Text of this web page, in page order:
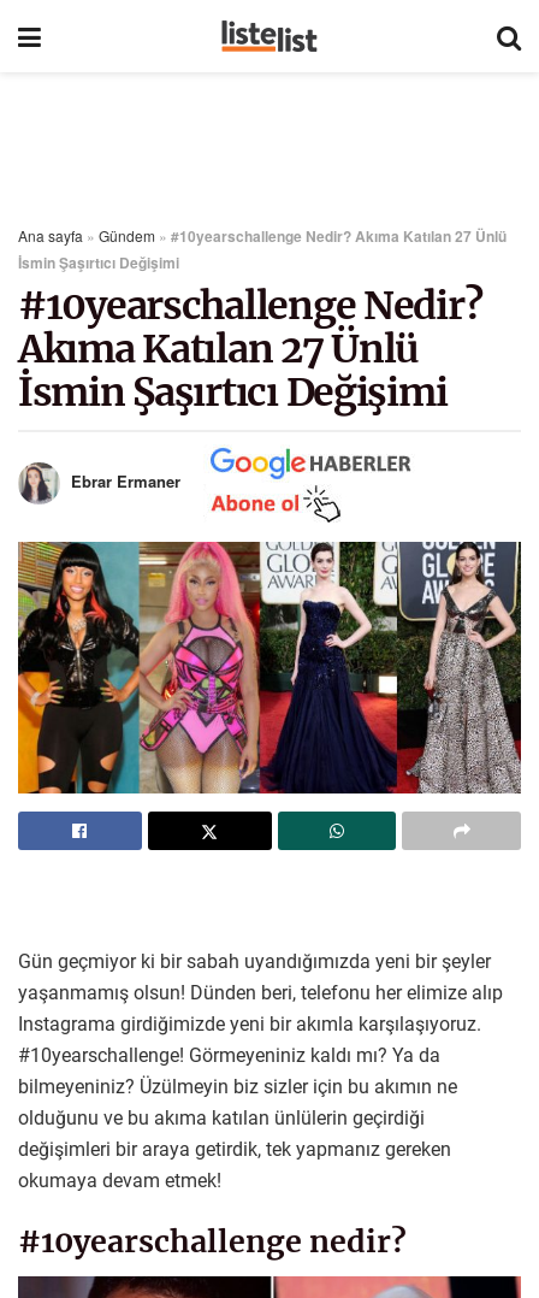
Ana sayfa » Gündem » #10yearschallenge Nedir? Akıma Katılan 27 Ünlü
İsmin Şaşırtıcı Değişimi
#10yearschallenge Nedir?
Akıma Katılan 27 Ünlü
İsmin Şaşırtıcı Değişimi
Ebrar Ermaner
Gün geçmiyor ki bir sabah uyandığımızda yeni bir şeyler
yaşanmamış olsun! Dünden beri, telefonu her elimize alıp
Instagrama girdiğimizde yeni bir akımla karşılaşıyoruz.
#10yearschallenge! Görmeyeniniz kaldı mı? Ya da
bilmeyeniniz? Üzülmeyin biz sizler için bu akımın ne
olduğunu ve bu akıma katılan ünlülerin geçirdiği
değişimleri bir araya getirdik, tek yapmanız gereken
okumaya devam etmek!
#10yearschallenge nedir?